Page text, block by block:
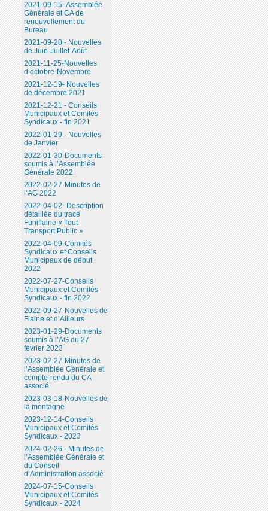
2021-09-15- Assemblée
Générale et CA de
renouvellement du
Bureau
2021-09-20 - Nouvelles
de Juin-Juillet-Août
2021-11-25-Nouvelles
d’octobre-Novembre
2021-12-19- Nouvelles
de décembre 2021
2021-12-21 - Conseils
Municipaux et Comités
Syndicaux - fin 2021
2022-01-29 - Nouvelles
de Janvier
2022-01-30-Documents
soumis à l’Assemblée
Générale 2022
2022-02-27-Minutes de
l’AG 2022
2022-04-02- Description
détaillée du tracé
Funiflaine « Tout
Transport Public »
2022-04-09-Comités
Syndicaux et Conseils
Municipaux de début
2022
2022-07-27-Conseils
Municipaux et Comités
Syndicaux - fin 2022
2022-09-27-Nouvelles de
Flaine et d’Ailleurs
2023-01-29-Documents
soumis à l’AG du 27
février 2023
2023-02-27-Minutes de
l’Assemblée Générale et
compte-rendu du CA
associé
2023-03-18-Nouvelles de
la montagne
2023-12-14-Conseils
Municipaux et Comités
Syndicaux - 2023
2024-02-26 - Minutes de
l’Assemblée Générale et
du Conseil
d’Administration associé
2024-07-15-Conseils
Municipaux et Comités
Syndicaux - 2024